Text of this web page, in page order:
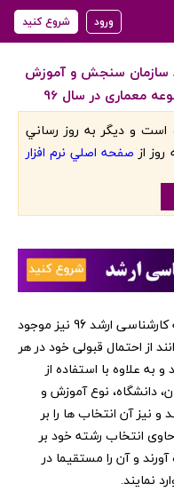
ورود شروع کنید
سازمان سنجش و آموزش
معماری در سال 96
است و ديگر به روز رساني
از صفحه اصلي نرم افزار
‏این کد رشته ها در نرم افزار انتخاب رشته کارشناسی ارشد 96 نیز موجود
از احتمال قبولی خود در هر
علاوه با استفاده از
دانشگاه، نوع آموزش و
نیز آن انتخاب ها را بر
انتخاب رشته خود بر
و آن را مستقیما در
نمایند.